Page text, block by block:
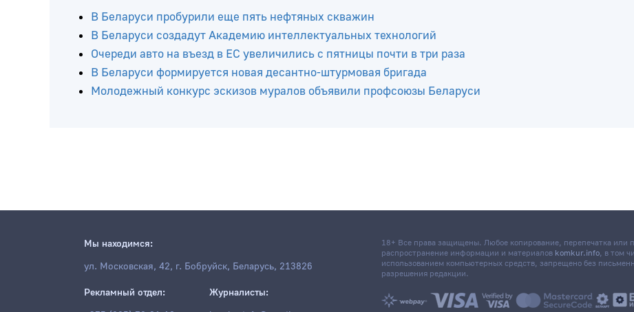
Читайте ещё
В Беларуси пробурили еще пять нефтяных скважин
В Беларуси создадут Академию интеллектуальных технологий
Мы находимся:
18+ Все права защищены. Любое копирование, перепечатка или
распространение информации и материаловkomkur.info, в том